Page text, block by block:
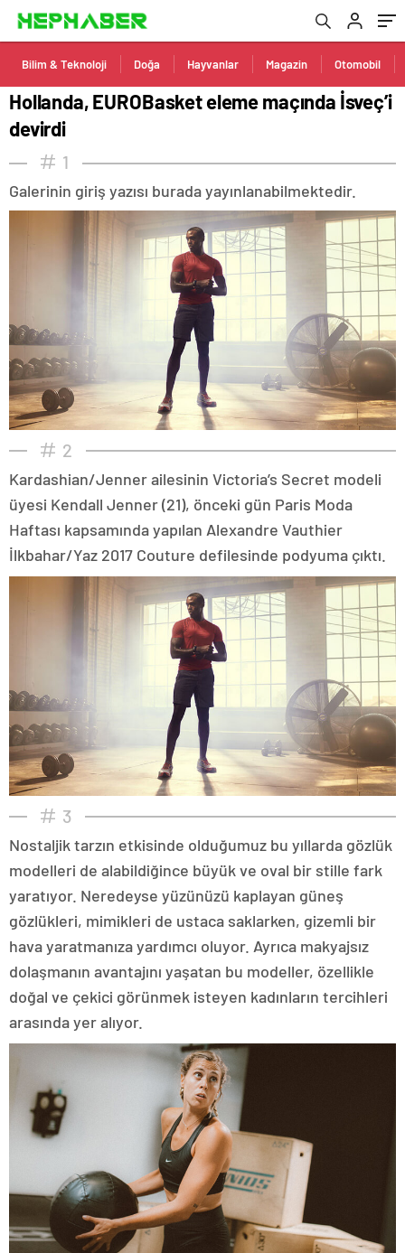
Bilim & Teknoloji Doğa Hayvanlar Magazin Otomobil
Hollanda, EUROBasket eleme maçında İsveç’i
devirdi
1
Galerinin giriş yazısı burada yayınlanabilmektedir.
2
Kardashian/Jenner ailesinin Victoria’s Secret modeli
üyesi Kendall Jenner (21), önceki gün Paris Moda
Haftası kapsamında yapılan Alexandre Vauthier
İlkbahar/Yaz 2017 Couture defilesinde podyuma çıktı.
3
Nostaljik tarzın etkisinde olduğumuz bu yıllarda gözlük
modelleri de alabildiğince büyük ve oval bir stille fark
yaratıyor. Neredeyse yüzünüzü kaplayan güneş
gözlükleri, mimikleri de ustaca saklarken, gizemli bir
hava yaratmanıza yardımcı oluyor. Ayrıca makyajsız
dolaşmanın avantajını yaşatan bu modeller, özellikle
doğal ve çekici görünmek isteyen kadınların tercihleri
arasında yer alıyor.